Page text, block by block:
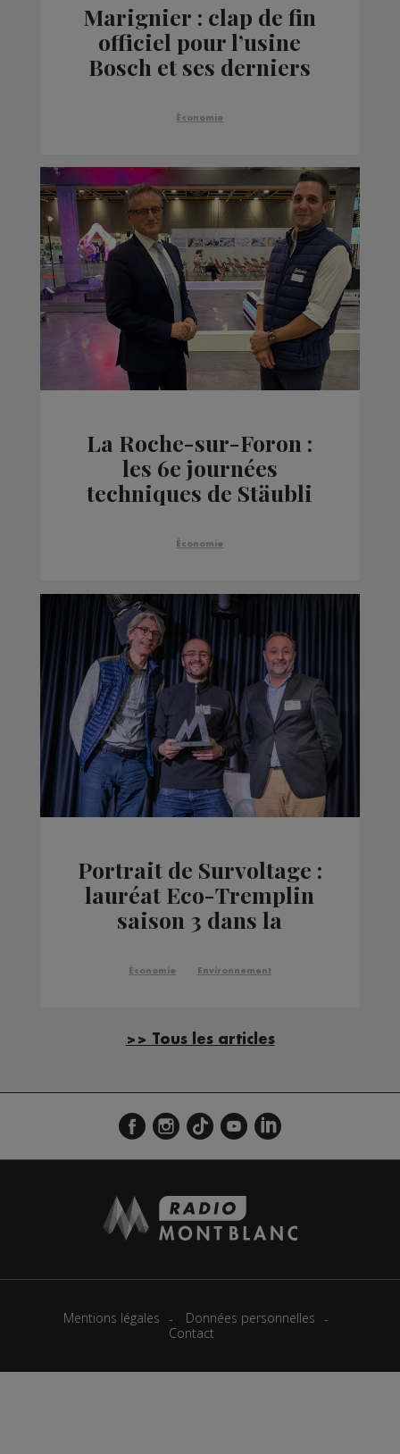
Marignier : clap de fin
officiel pour l’usine
Bosch et ses derniers
Économie
La Roche-sur-Foron :
les 6e journées
techniques de Stäubli
l'honneur
Économie
Portrait de Survoltage :
lauréat Eco-Tremplin
saison 3 dans la
Économie Environnement
>> Tous les articles
Mentions légales
Données personnelles
Contact